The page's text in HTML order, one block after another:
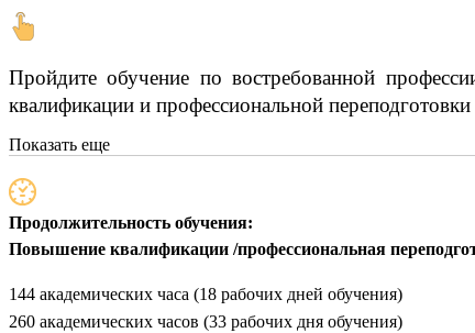
Пройдите обучение по востребованной
квалификации и профессиональной
Показать еще
Продолжительность обучения:
Повышение квалификации /профессиональная
144 академических часа (18 рабочих дней обучения)
260 академических часов (33 рабочих дня обучения)